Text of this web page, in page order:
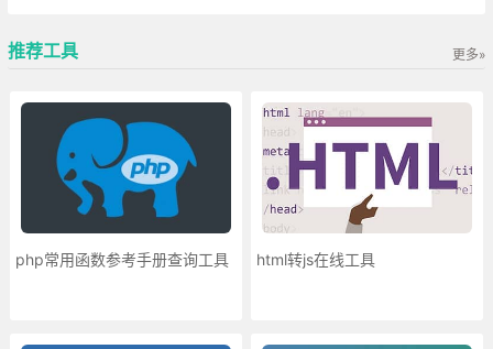
推荐工具 更多»
php常用函数参考手册查询工具 html转js在线工具